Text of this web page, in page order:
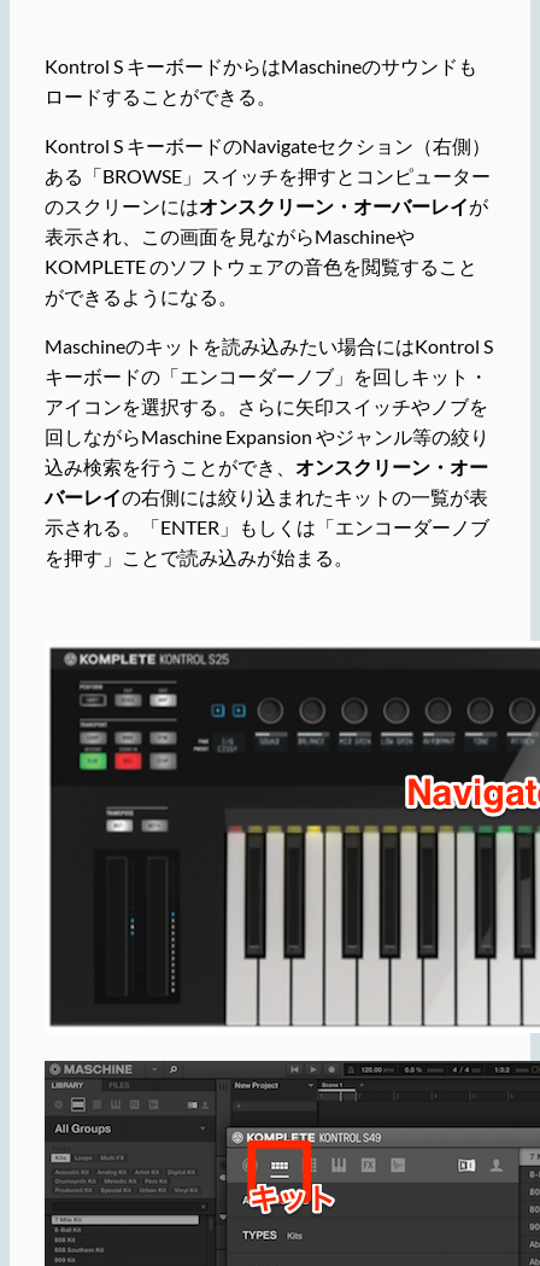
Kontrol S キーボードからはMaschineのサウンドも
ロードすることができる。
Kontrol S キーボードのNavigateセクション（右側）
ある「BROWSE」 スイッチを押すとコンピューター
のスクリーンにはオンスクリーン・オーバーレイが
表示され、この画面を見ながらMaschineや
KOMPLETE のソフトウェアの音色を閲覧すること
ができるようになる。
Maschineのキットを読み込みたい場合にはKontrol S
キーボードの「エンコーダーノブ」を回しキット・
アイコンを選択する。さらに矢印スイッチやノブを
回しながらMaschine Expansion やジャンル等の絞り
込み検索を行うことができ、 オンスクリーン・オー
バーレイの右側には絞り込まれたキットの一覧が表
示される。「ENTER」もしくは「エンコーダーノブ
を押す」ことで読み込みが始まる。